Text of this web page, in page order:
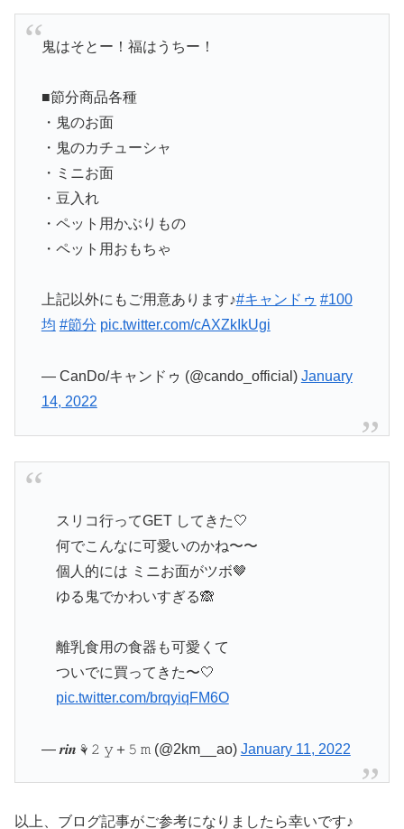
鬼はそとー！福はうちー！
■節分商品各種
・鬼のお面
・鬼のカチューシャ
・ミニお面
・豆入れ
・ペット用かぶりもの
・ペット用おもちゃ
上記以外にもご用意あります♪#キャンドゥ #100
均 #節分 pic.twitter.com/cAXZkIkUgi
— CanDo/キャンドゥ (@cando_official) January
14, 2022
スリコ行ってGET してきた🤍
何でこんなに可愛いのかね〜〜
個人的には ミニお面がツボ🤎
ゆる鬼でかわいすぎる🙈
離乳食用の食器も可愛くて
ついでに買ってきた〜🤍
pic.twitter.com/brqyiqFM6O
— 𝒓𝒊𝒏 ⚘ 𝟸 𝚢＋𝟻 𝚖 (@2km__ao) January 11, 2022
以上、ブログ記事がご参考になりましたら幸いです♪